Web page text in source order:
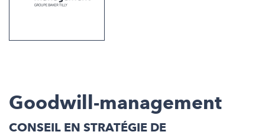
Goodwill-management
CONSEIL EN STRATÉGIE DE